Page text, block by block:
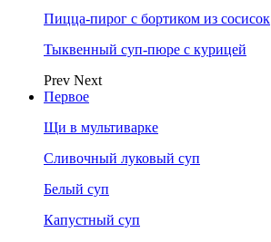
Пицца-пирог с бортиком из сосисок
Тыквенный суп-пюре с курицей
Prev Next
Первое
Щи в мультиварке
Сливочный луковый суп
Белый суп
Капустный суп